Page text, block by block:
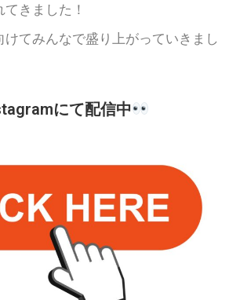
きました！
てみんなで盛り上がっていきまし
にて配信中